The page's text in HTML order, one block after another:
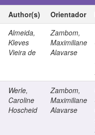
Author(s) Orientador
Almeida,
Kleves
Vieira de
Zambom,
Maximiliane
Alavarse
Werle,
Caroline
Hoscheid
Zambom,
Maximiliane
Alavarse